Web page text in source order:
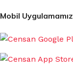
Mobil